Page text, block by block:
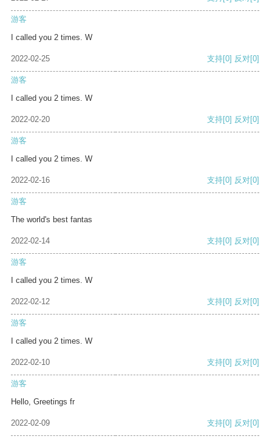
游客
I called you 2 times. W
2022-02-25 支持[0] 反对[0]
游客
I called you 2 times. W
2022-02-20 支持[0] 反对[0]
游客
I called you 2 times. W
2022-02-16 支持[0] 反对[0]
游客
The world's best fantas
2022-02-14 支持[0] 反对[0]
游客
I called you 2 times. W
2022-02-12 支持[0] 反对[0]
游客
I called you 2 times. W
2022-02-10 支持[0] 反对[0]
游客
Hello, Greetings fr
2022-02-09 支持[0] 反对[0]